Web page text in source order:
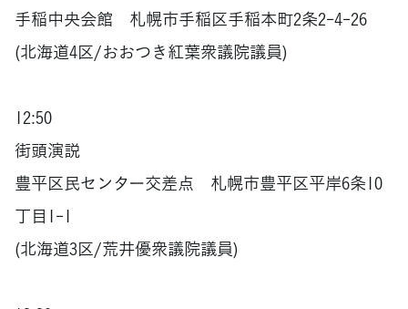
手稲中央会館 札幌市手稲区手稲本町2条2-4-26
(北海道4区/おおつき紅葉衆議院議員)
12:50
街頭演説
豊平区民センター交差点 札幌市豊平区平岸6条10
丁目1-1
(北海道3区/荒井優衆議院議員)